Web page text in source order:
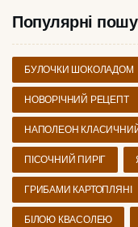
Популярні
БУЛОЧКИ ШОКОЛАДОМ
НОВОРІЧНИЙ РЕЦЕПТ
НАПОЛЕОН
ПІСОЧНИЙ ПИРІГ
ГРИБАМИ КАРТОПЛЯНІ
БІЛОЮ КВАСОЛЕЮ